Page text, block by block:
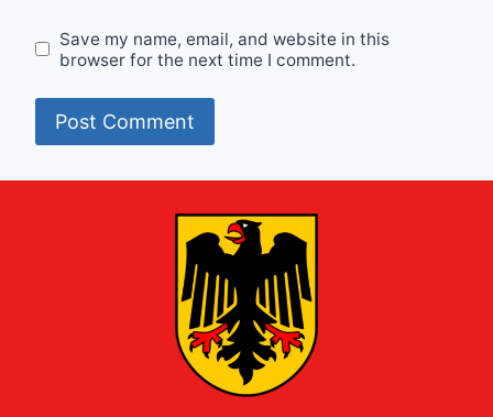
Save my name, email, and website in this
browser for the next time I comment.